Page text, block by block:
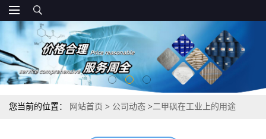
您当前的位置： 网站首页 > 公司动态 >二甲砜在工业上的用途